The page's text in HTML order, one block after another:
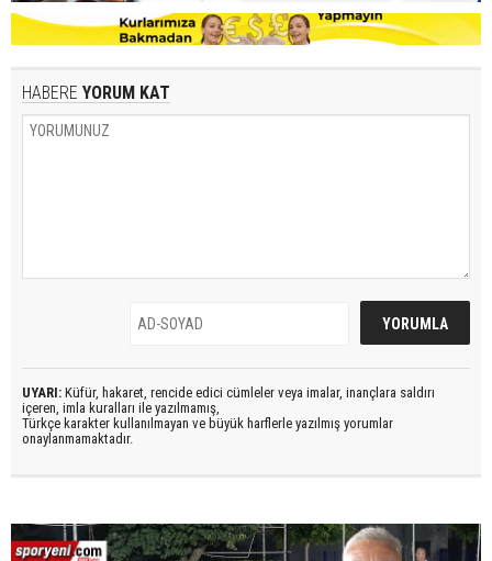
HABERE YORUM KAT
UYARI: Küfür, hakaret, rencide edici cümleler veya imalar, inançlara saldırı
içeren, imla kuralları ile yazılmamış,
Türkçe karakter kullanılmayan ve büyük harflerle yazılmış yorumlar
onaylanmamaktadır.